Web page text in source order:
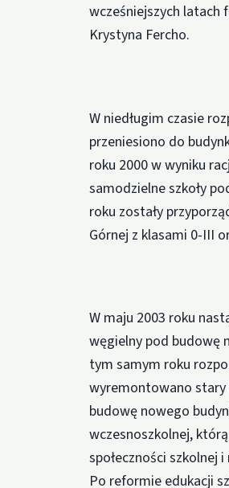
wcześniejszych latach
Krystyna Fercho.
W niedługim czasie
przeniesiono do
roku 2000 w wyniku
samodzielne szkoły
roku zostały
Górnej z klasami 0-III
W maju 2003 roku
węgielny pod budowę
tym samym roku
wyremontowano stary
budowę nowego
wczesnoszkolnej,
społeczności szkolnej
Po reformie edukacji